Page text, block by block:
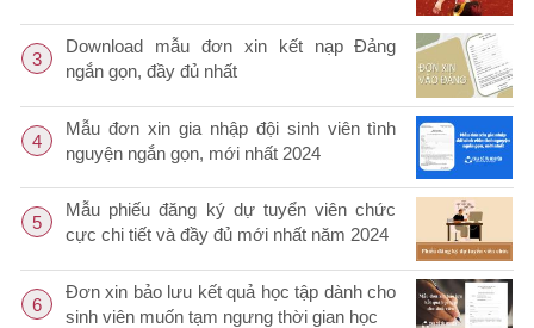
3
Download mẫu đơn xin kết nạp Đảng
ngắn gọn, đầy đủ nhất
4
Mẫu đơn xin gia nhập đội sinh viên tình
nguyện ngắn gọn, mới nhất 2024
5
Mẫu phiếu đăng ký dự tuyển viên chức
cực chi tiết và đầy đủ mới nhất năm 2024
6
Đơn xin bảo lưu kết quả học tập dành cho
sinh viên muốn tạm ngưng thời gian học